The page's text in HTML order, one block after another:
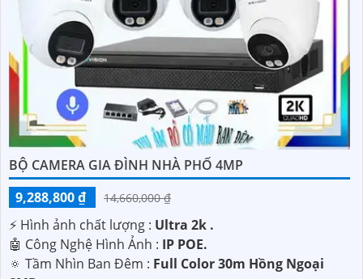
BỘ CAMERA GIA ĐÌNH NHÀ PHỐ 4MP
9,288,800 ₫
14,660,000 ₫
️⚡ Hình ảnh chất lượng : Ultra 2k .
🤖️ Công Nghệ Hình Ảnh : IP POE.
🔅 Tầm Nhìn Ban Đêm : Full Color 30m Hồng Ngoại